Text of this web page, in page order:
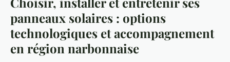
panneaux solaires : options
technologiques et accompagnement
en région narbonnaise